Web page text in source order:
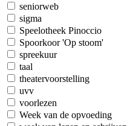
seniorweb
sigma
Speelotheek Pinoccio
Spoorkoor 'Op stoom'
spreekuur
taal
theatervoorstelling
uvv
voorlezen
Week van de opvoeding